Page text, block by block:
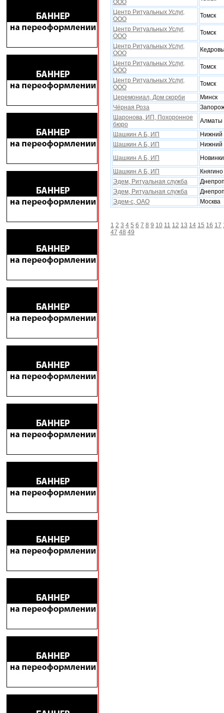
ООО
Центр Ритуальных Услуг,
ООО
Томск
Центр Ритуальных Услуг,
ООО
Томск
Центр Ритуальных Услуг,
ООО
Центр Ритуальных Услуг,
ООО
Томск
Центр Ритуальных Услуг,
ООО
Томск
Церемониал, Дом скорби
Минск
Чёрная Роза
Шаронова, ИП, Поxоронное
бюро
Алматы
Шашкин А Б, ИП
Нижний
Шашкин А Б, ИП
Нижний
Шашкин А Б, ИП
Новинки
Шашкин А Б, ИП
Княгино
Эдем, Ритуальная служба
Эдем, Ритуальная служба
Эдем-с, ОАО
Москва
1 2 3 4 5 6 7 8 9 10 11 12 13 14 15 16 17
47 48 49